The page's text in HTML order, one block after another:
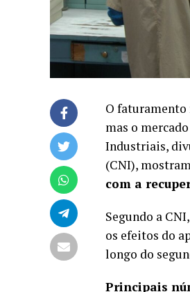
O faturamento
mas o
Industriais,
(CNI),
com a
Segundo a
os efeitos do
longo do
Principais